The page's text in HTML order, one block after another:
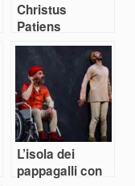
Christus
Patiens
L’isola dei
pappagalli con